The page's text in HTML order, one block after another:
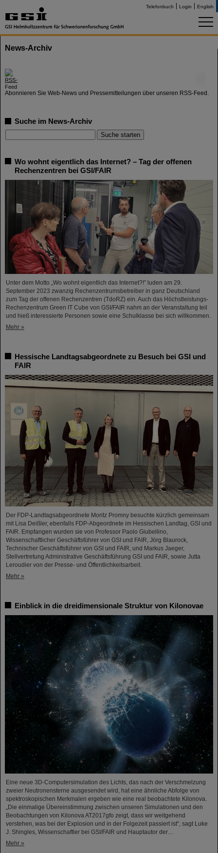
Telefonbuch Login English
News-Archiv
Abonnieren Sie Web-News und Pressemitteilungen über unseren RSS-Feed.
Suche im News-Archiv
Wo wohnt eigentlich das Internet? – Tag der offenen
Rechenzentren bei GSI/FAIR
Unter dem Motto „Wo wohnt eigentlich das Internet?!” luden am 29.
September 2023 zwanzig Rechenzentrumsbetreiber in ganz Deutschland
zum Tag der offenen Rechenzentren (TdoRZ) ein. Auch das Höchstleistungs-
Rechenzentrum Green IT Cube von GSI/FAIR nahm an der Veranstaltung teil
und hieß interessierte Personen sowie eine Schulklasse bei sich willkommen.
Mehr »
Hessische Landtagsabgeordnete zu Besuch bei GSI und
FAIR
Der FDP-Landtagsabgeordnete Moritz Promny besuchte kürzlich gemeinsam
mit Lisa Deißler, ebenfalls FDP-Abgeordnete im Hessischen Landtag, GSI und
FAIR. Empfangen wurden sie von Professor Paolo Giubellino,
Wissenschaftlicher Geschäftsführer von GSI und FAIR, Jörg Blaurock,
Technischer Geschäftsführer von GSI und FAIR, und Markus Jaeger,
Stellvertretung Administrative Geschäftsführung GSI und FAIR, sowie Jutta
Leroudier von der Presse- und Öffentlichkeitsarbeit.
Mehr »
Einblick in die dreidimensionale Struktur von Kilonovae
Eine neue 3D-Computersimulation des Lichts, das nach der Verschmelzung
zweier Neutronensterne ausgesendet wird, hat eine ähnliche Abfolge von
spektroskopischen Merkmalen ergeben wie eine real beobachtete Kilonova.
„Die einmalige Übereinstimmung zwischen unseren Simulationen und den
Beobachtungen von Kilonova AT2017gfo zeigt, dass wir weitgehend
verstehen, was bei der Explosion und in der Folgezeit passiert ist“, sagt Luke
J. Shingles, Wissenschaftler bei GSI/FAIR und Hauptautor der…
Mehr »